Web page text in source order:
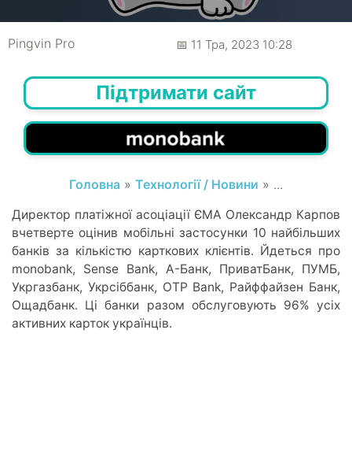
Pingvin Pro 📅 11 Тра, 2023 10:28
Підтримати сайт
Головна » Технології / Новини » ...
Директор платіжної асоціації ЄМА Олександр Карпов
вчетверте оцінив мобільні застосунки 10 найбільших
банків за кількістю карткових клієнтів. Йдеться про
monobank, Sense Bank, А-Банк, ПриватБанк, ПУМБ,
Укргазбанк, Укрсіббанк, OTP Bank, Райффайзен Банк,
Ощадбанк. Ці банки разом обслуговують 96% усіх
активних карток українців.